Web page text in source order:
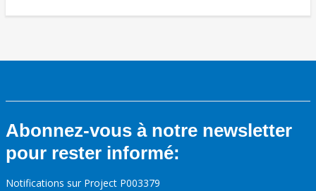
Abonnez-vous à notre newsletter
pour rester informé:
Notifications sur Project P003379